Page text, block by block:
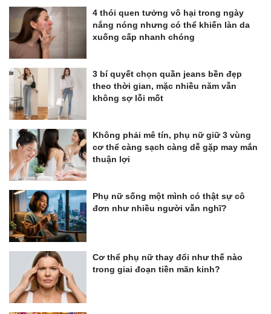
4 thói quen tưởng vô hại trong ngày
nắng nóng nhưng có thể khiến làn da
xuống cấp nhanh chóng
3 bí quyết chọn quần jeans bền đẹp
theo thời gian, mặc nhiều năm vẫn
không sợ lỗi mốt
Không phải mê tín, phụ nữ giữ 3 vùng
cơ thể càng sạch càng dễ gặp may mắn
thuận lợi
Phụ nữ sống một mình có thật sự cô
đơn như nhiều người vẫn nghĩ?
Cơ thể phụ nữ thay đổi như thế nào
trong giai đoạn tiền mãn kinh?